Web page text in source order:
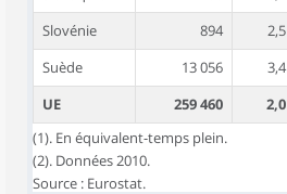
Slovénie
894 2,5
Suède
13 056 3,4
UE
259 460 2,0
(1). En équivalent-temps plein.
(2). Données 2010.
Source : Eurostat.